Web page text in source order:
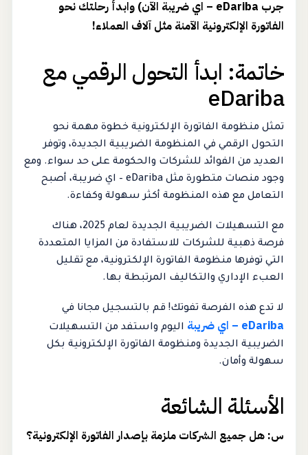
جرب eDariba – اي ضريبة الآن) وابدأ رحلتك نحو
الفاتورة الإلكترونية الآمنة مثل آلاف العملاء!
خاتمة: ابدأ التحول الرقمي مع
eDariba
تمثل منظومة الفاتورة الإلكترونية خطوة مهمة نحو
التحول الرقمي في المنظومة الضريبية الجديدة، وتوفر
العديد من الفوائد للشركات والحكومة على حد سواء. ومع
وجود منصات متطورة مثل eDariba – اي ضريبة، أصبح
التعامل مع هذه المنظومة أكثر سهولة وكفاءة.
مع التسهيلات الضريبية الجديدة لعام 2025، هناك
فرصة ذهبية للشركات للاستفادة من المزايا المتعددة
التي توفرها منظومة الفاتورة الإلكترونية، مع تقليل
العبء الإداري والتكاليف المرتبطة بها.
لا تدع هذه الفرصة تفوتك! قم بالتسجيل مجانا في
eDariba – اي ضريبة
اليوم واستفد من التسهيلات
الضريبية الجديدة ومنظومة الفاتورة الإلكترونية بكل
سهولة وأمان.
الأسئلة الشائعة
س: هل جميع الشركات ملزمة بإصدار الفاتورة الإلكترونية؟